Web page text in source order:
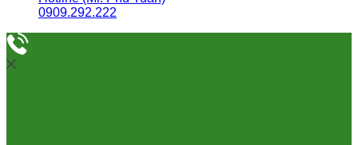
0909.292.222